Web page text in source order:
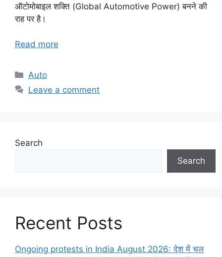
ऑटोमोबाइल शक्ति (Global Automotive Power) बनने की
राह पर है।
Read more
Categories
Auto
Leave a comment
Search
Search
Recent Posts
Ongoing protests in India August 2026: देश में चल